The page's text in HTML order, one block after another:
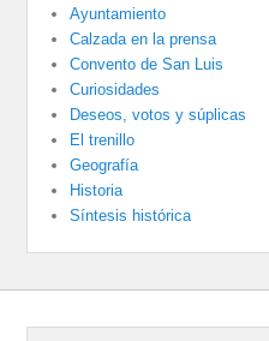
Ayuntamiento
Calzada en la prensa
Convento de San Luis
Curiosidades
Deseos, votos y súplicas
El trenillo
Geografía
Historia
Síntesis histórica